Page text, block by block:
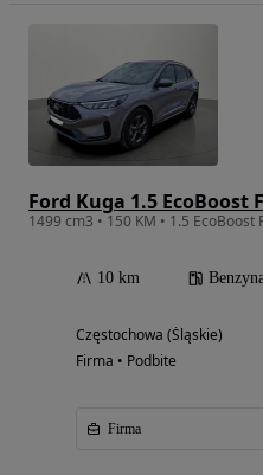
Ford Kuga 1.5 EcoBoost
1499 cm3 • 150 KM • 1.5 EcoBoost
10 km
Częstochowa (Śląskie)
Firma • Podbite
Firma